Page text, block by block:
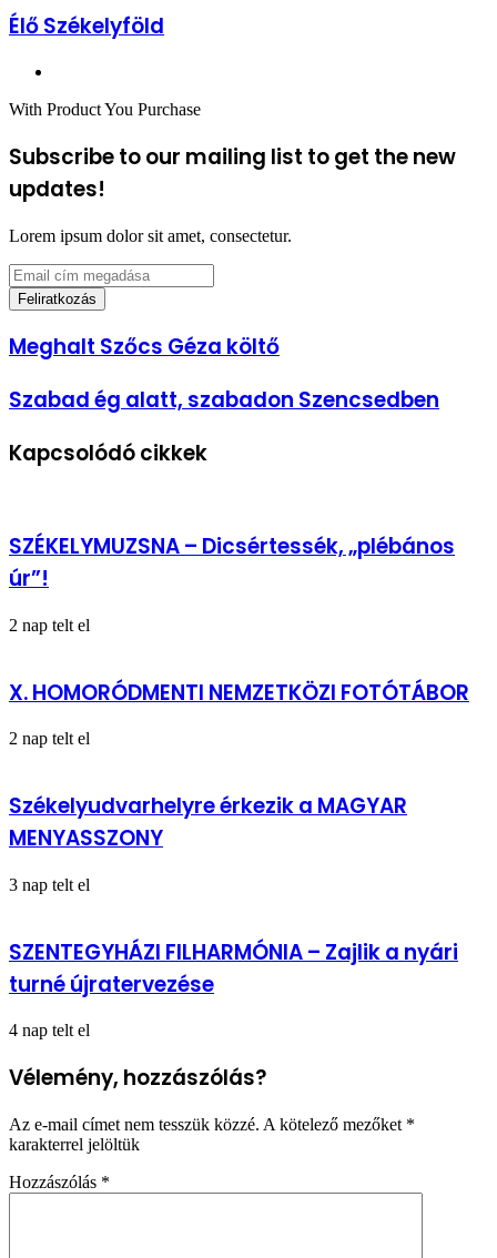
Élő Székelyföld
With Product You Purchase
Subscribe to our mailing list to get the new
updates!
Lorem ipsum dolor sit amet, consectetur.
Email
cím
megadása
Meghalt
Szőcs
költő
Meghalt Szőcs Géza költő
Szabad
ég
szabadon
Szencsedben
Szabad ég alatt, szabadon Szencsedben
Kapcsolódó cikkek
SZÉKELYMUZSNA – Dicsértessék, „plébános
úr”!
2 nap telt el
X. HOMORÓDMENTI NEMZETKÖZI FOTÓTÁBOR
2 nap telt el
Székelyudvarhelyre érkezik a MAGYAR
MENYASSZONY
3 nap telt el
SZENTEGYHÁZI FILHARMÓNIA – Zajlik a nyári
turné újratervezése
4 nap telt el
Vélemény, hozzászólás?
Az e-mail címet nem tesszük közzé. A kötelező mezőket *
karakterrel jelöltük
Hozzászólás *